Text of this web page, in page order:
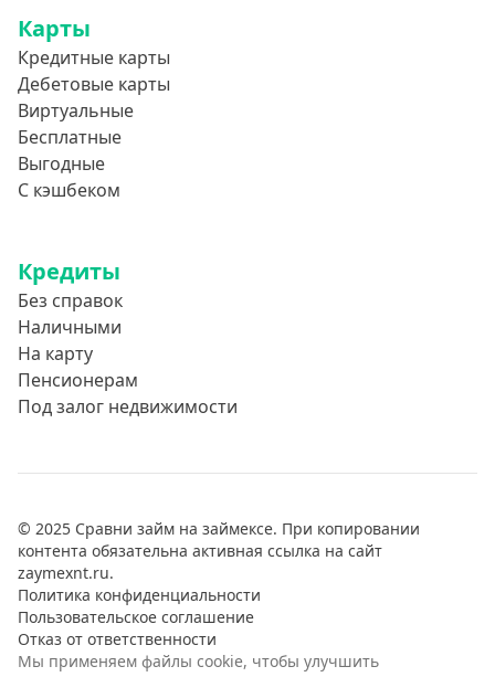
Карты
Кредитные карты
Дебетовые карты
Виртуальные
Бесплатные
Выгодные
С кэшбеком
Кредиты
Без справок
Наличными
На карту
Пенсионерам
Под залог недвижимости
© 2025 Сравни займ на займексе. При копировании
контента обязательна активная ссылка на сайт
zaymexnt.ru.
Политика конфиденциальности
Пользовательское соглашение
Отказ от ответственности
Мы применяем файлы cookie, чтобы улучшить